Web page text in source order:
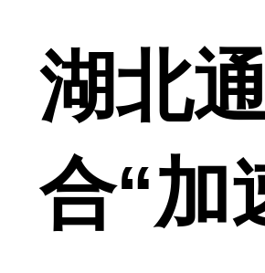
湖北
合“加